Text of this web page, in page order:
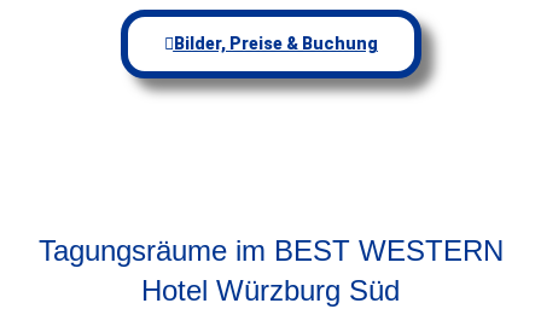
Bilder, Preise & Buchung
Tagungsräume im BEST WESTERN
Hotel Würzburg Süd